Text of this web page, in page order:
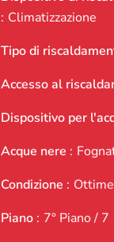
Climatizzazione
Tipo di
Accesso al
Dispositivo per
Acque nere
Condizione
Piano
7° Piano / 7